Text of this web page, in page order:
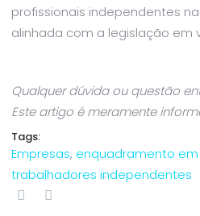
profissionais independentes
alinhada com a legislação em
Qualquer dúvida ou questão
Este artigo é meramente
Tags:
Empresas, enquadramento em
trabalhadores independentes